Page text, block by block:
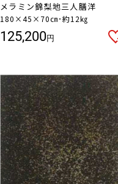
メラミン錦梨地三人膳洋
180×45×70㎝･約12㎏
125,200円